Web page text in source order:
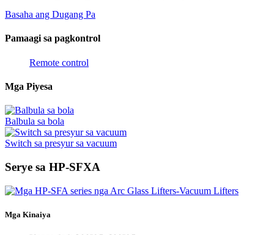
Basaha ang Dugang Pa
Pamaagi sa pagkontrol
Remote control
Mga Piyesa
Balbula sa bola
Switch sa presyur sa vacuum
Serye sa HP-SFXA
Mga Kinaiya